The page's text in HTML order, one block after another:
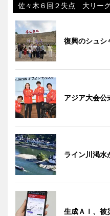
佐々木６回２失点 大リー
復興のシュ
アジア大会
ライン川渇水
生成ＡＩ、被